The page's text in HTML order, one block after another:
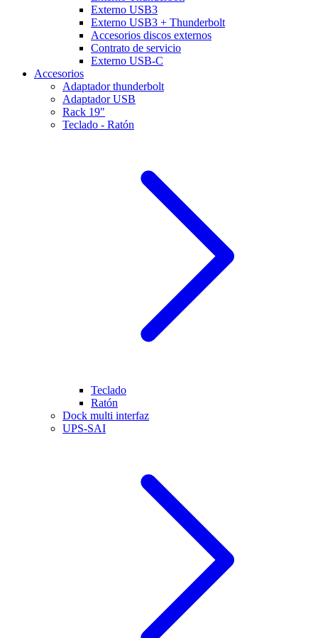
Externo USB3
Externo USB3 + Thunderbolt
Accesorios discos externos
Contrato de servicio
Externo USB-C
Accesorios
Adaptador thunderbolt
Adaptador USB
Rack 19"
Teclado - Ratón
Teclado
Ratón
Dock multi interfaz
UPS-SAI